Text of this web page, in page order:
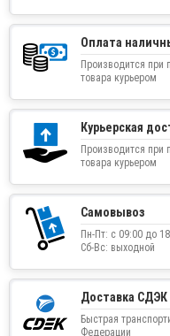
Оплата
Производится при
товара курьером
Курьерская
Производится при
товара курьером
Самовывоз
Пн-Пт: с 09:00 до
Сб-Вс: выходной
Доставка СДЭК
Быстрая
Федерации